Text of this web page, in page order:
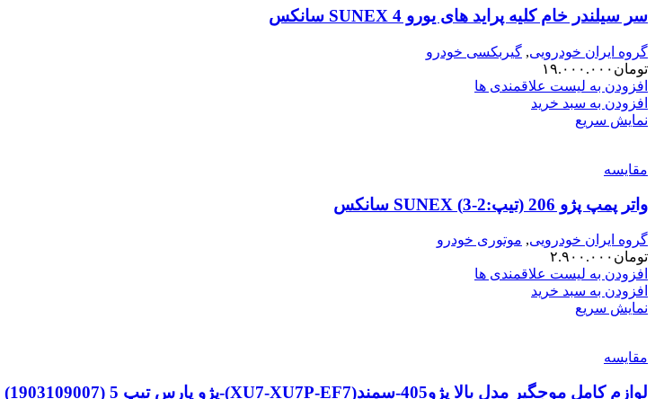
سر سیلندر خام کلیه پراید های یورو 4 SUNEX سانکس
گروه ایران خودرویی, گیربکسی خودرو
تومان ۱۹.۰۰۰.۰۰۰
افزودن به لیست علاقمندی ها
افزودن به سبد خرید
نمایش سریع
مقایسه
واتر پمپ پژو 206 (تیپ:2-3) SUNEX سانکس
گروه ایران خودرویی, موتوری خودرو
تومان ۲.۹۰۰.۰۰۰
افزودن به لیست علاقمندی ها
افزودن به سبد خرید
نمایش سریع
مقایسه
لوازم کامل موجگیر مدل بالا پژو405-سمند(XU7-XU7P-EF7)-پژو پارس تیپ 5 TPCO (1903109007)